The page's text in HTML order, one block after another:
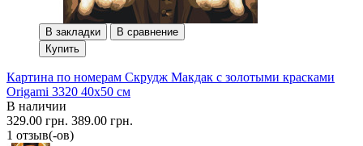
В закладки
В сравнение
Купить
Картина по номерам Скрудж Макдак с золотыми красками
Origami 3320 40x50 см
В наличии
329.00 грн. 389.00 грн.
1 отзыв(-ов)